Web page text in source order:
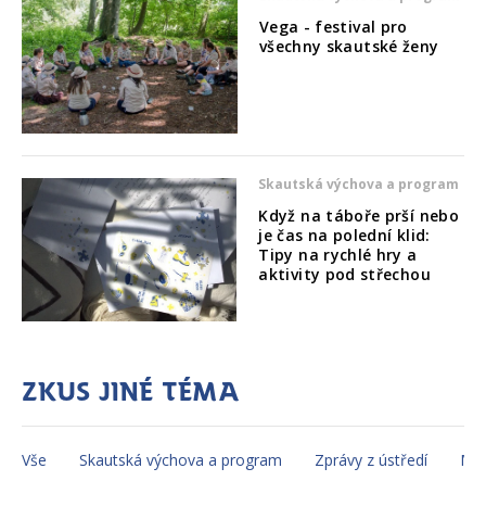
Vega - festival pro
všechny skautské ženy
Skautská výchova a program
Když na táboře prší nebo
je čas na polední klid:
Tipy na rychlé hry a
aktivity pod střechou
Zkus jiné téma
Vše Skautská výchova a program Zprávy z ústředí